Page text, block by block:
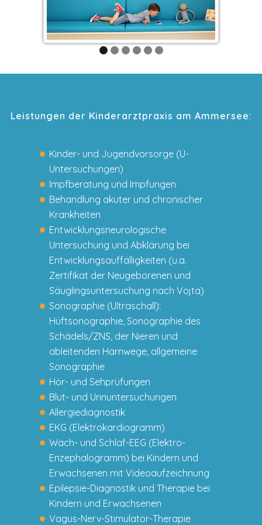
Leistungen der Kinderarztpraxis am Ammersee:
Kinder- und Jugendvorsorge (U-
Untersuchungen)
Impfberatung und Impfungen
Behandlung akuter und chronischer
Krankheiten
Entwicklungsneurologische
Untersuchung und Abklärung bei
Entwicklungsauffälligkeiten (u.a.
Zertifikat der Neugeborenen und
Säuglingsuntersuchung nach Vojta)
Sonographie (Ultraschall):
Hüftsonographie, Sonographie des
Schädels/ZNS, der Nieren und
ableitenden Harnwege, allgemeine
Sonographie
Hör- und Sehprüfungen
Blut- und Urinuntersuchungen
Allergiediagnostik
EKG (Elektrokardiogramm)
Wach- und Schlaf-EEG (Elektro-
Enzephalogramm) bei Kindern und
Erwachsenen mit Videoaufzeichnung
Epilepsie-Diagnostik und Therapie bei
Kindern und Erwachsenen
Vagus-Nerv-Stimulator-Therapie